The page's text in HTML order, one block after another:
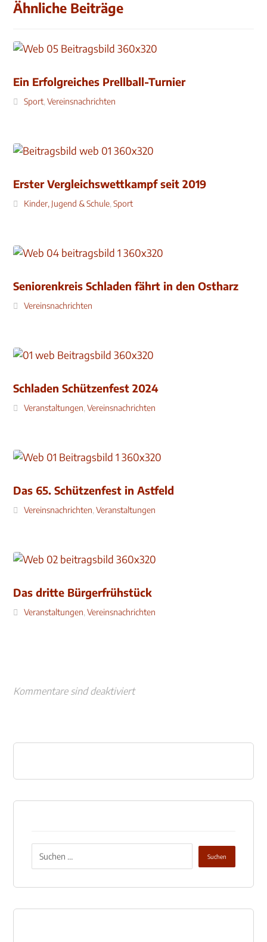
Ähnliche Beiträge
Ein Erfolgreiches Prellball-Turnier
Sport,Vereinsnachrichten
Erster Vergleichswettkampf seit 2019
Kinder, Jugend & Schule,Sport
Seniorenkreis Schladen fährt in den Ostharz
Vereinsnachrichten
Schladen Schützenfest 2024
Veranstaltungen,Vereinsnachrichten
Das 65. Schützenfest in Astfeld
Vereinsnachrichten,Veranstaltungen
Das dritte Bürgerfrühstück
Veranstaltungen,Vereinsnachrichten
Kommentare sind deaktiviert